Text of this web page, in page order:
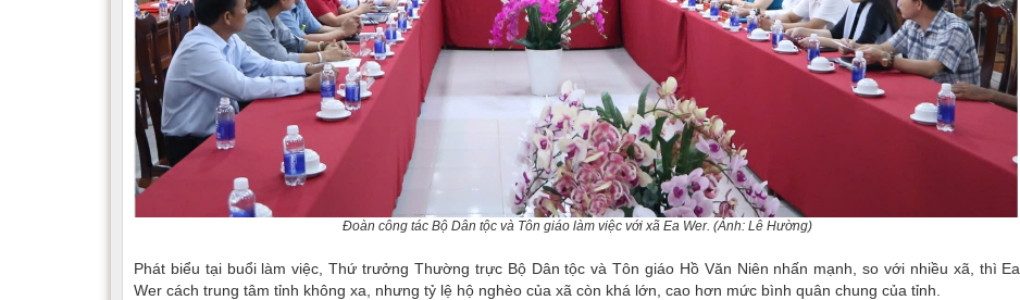
Đoàn công tác Bộ Dân tộc và Tôn giáo làm việc với xã Ea Wer. (Ảnh: Lê Hường)
Phát biểu tại buổi làm việc, Thứ trưởng Thường trực Bộ Dân tộc và Tôn giáo Hồ Văn Niên nhấn mạnh, so với nhiều xã, thì Ea
Wer cách trung tâm tỉnh không xa, nhưng tỷ lệ hộ nghèo của xã còn khá lớn, cao hơn mức bình quân chung của tỉnh.